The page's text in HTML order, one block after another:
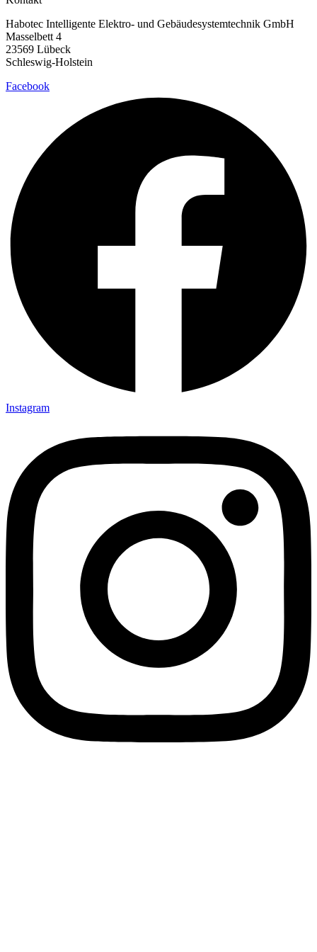
Habotec Intelligente Elektro- und Gebäudesystemtechnik GmbH
Masselbett 4
23569 Lübeck
Schleswig-Holstein
Facebook
Instagram